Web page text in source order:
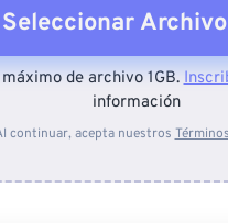
Seleccionar
Desde el dispositivo
de archivo 1GB.
información
continuar, acepta nuestros